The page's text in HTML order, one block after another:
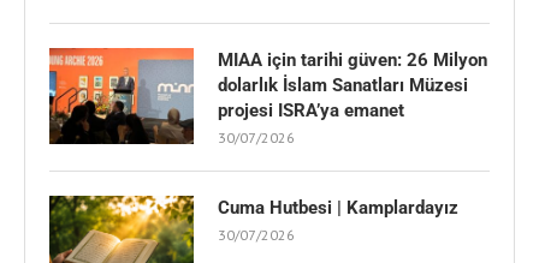
MIAA için tarihi güven: 26 Milyon
dolarlık İslam Sanatları Müzesi
projesi ISRA’ya emanet
30/07/2026
Cuma Hutbesi | Kamplardayız
30/07/2026